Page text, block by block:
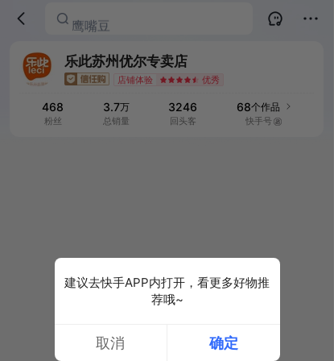
解馋零食粗粮
鹰嘴豆
建议去快手APP内打开，看更多好物推
荐哦~
取消 确定